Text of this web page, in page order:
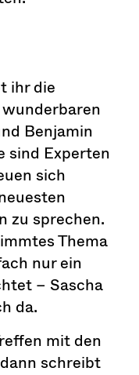
ihr die
Benjamin
sind Experten
sich
zu sprechen.
Thema
nur ein
– Sascha
da.
mit den
schreibt